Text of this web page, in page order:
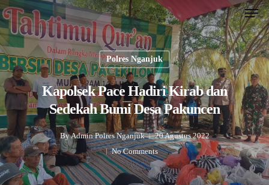
Skip
to
main
content
Menu
Polres Nganjuk
Kapolsek Pace Hadiri Kirab dan
Sedekah Bumi Desa Pakuncen
ByAdmin Polres Nganjuk
20 Agustus 2022
No Comments
Close
Menu